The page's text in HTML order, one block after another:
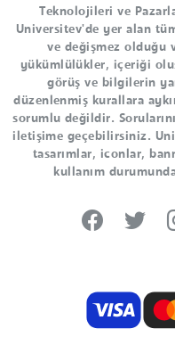
Teknolojileri ve
Universitev'de yer alan
ve değişmez olduğu
yükümlülükler, içeriği
görüş ve bilgilerin
düzenlenmiş kurallara
sorumlu değildir.
iletişime geçebilirsiniz.
tasarımlar, iconlar,
kullanım